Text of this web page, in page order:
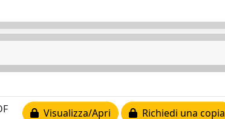
Visualizza/Apri Richiedi una copia